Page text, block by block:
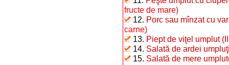
fructe de mare)
12. Porc sau mînzat cu
carne)
13. Piept de viţel umplut
14. Salată de ardei
15. Salată de mere